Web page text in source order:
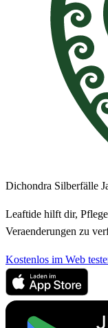
Dichondra Silberfälle
Leaftide hilft dir,
Veraenderungen zu
Kostenlos im Web